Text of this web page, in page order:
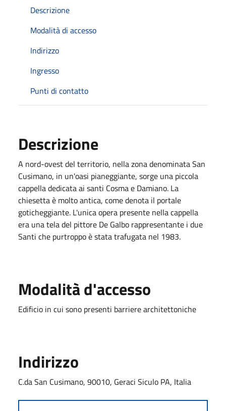
Descrizione
Modalità di accesso
Indirizzo
Ingresso
Punti di contatto
Descrizione
A nord-ovest del territorio, nella zona denominata San
Cusimano, in un'oasi pianeggiante, sorge una piccola
cappella dedicata ai santi Cosma e Damiano. La
chiesetta è molto antica, come denota il portale
goticheggiante. L'unica opera presente nella cappella
era una tela del pittore De Galbo rappresentante i due
Santi che purtroppo è stata trafugata nel 1983.
Modalità d'accesso
Edificio in cui sono presenti barriere architettoniche
Indirizzo
C.da San Cusimano, 90010, Geraci Siculo PA, Italia